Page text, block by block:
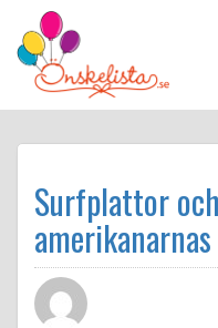
Surfplattor